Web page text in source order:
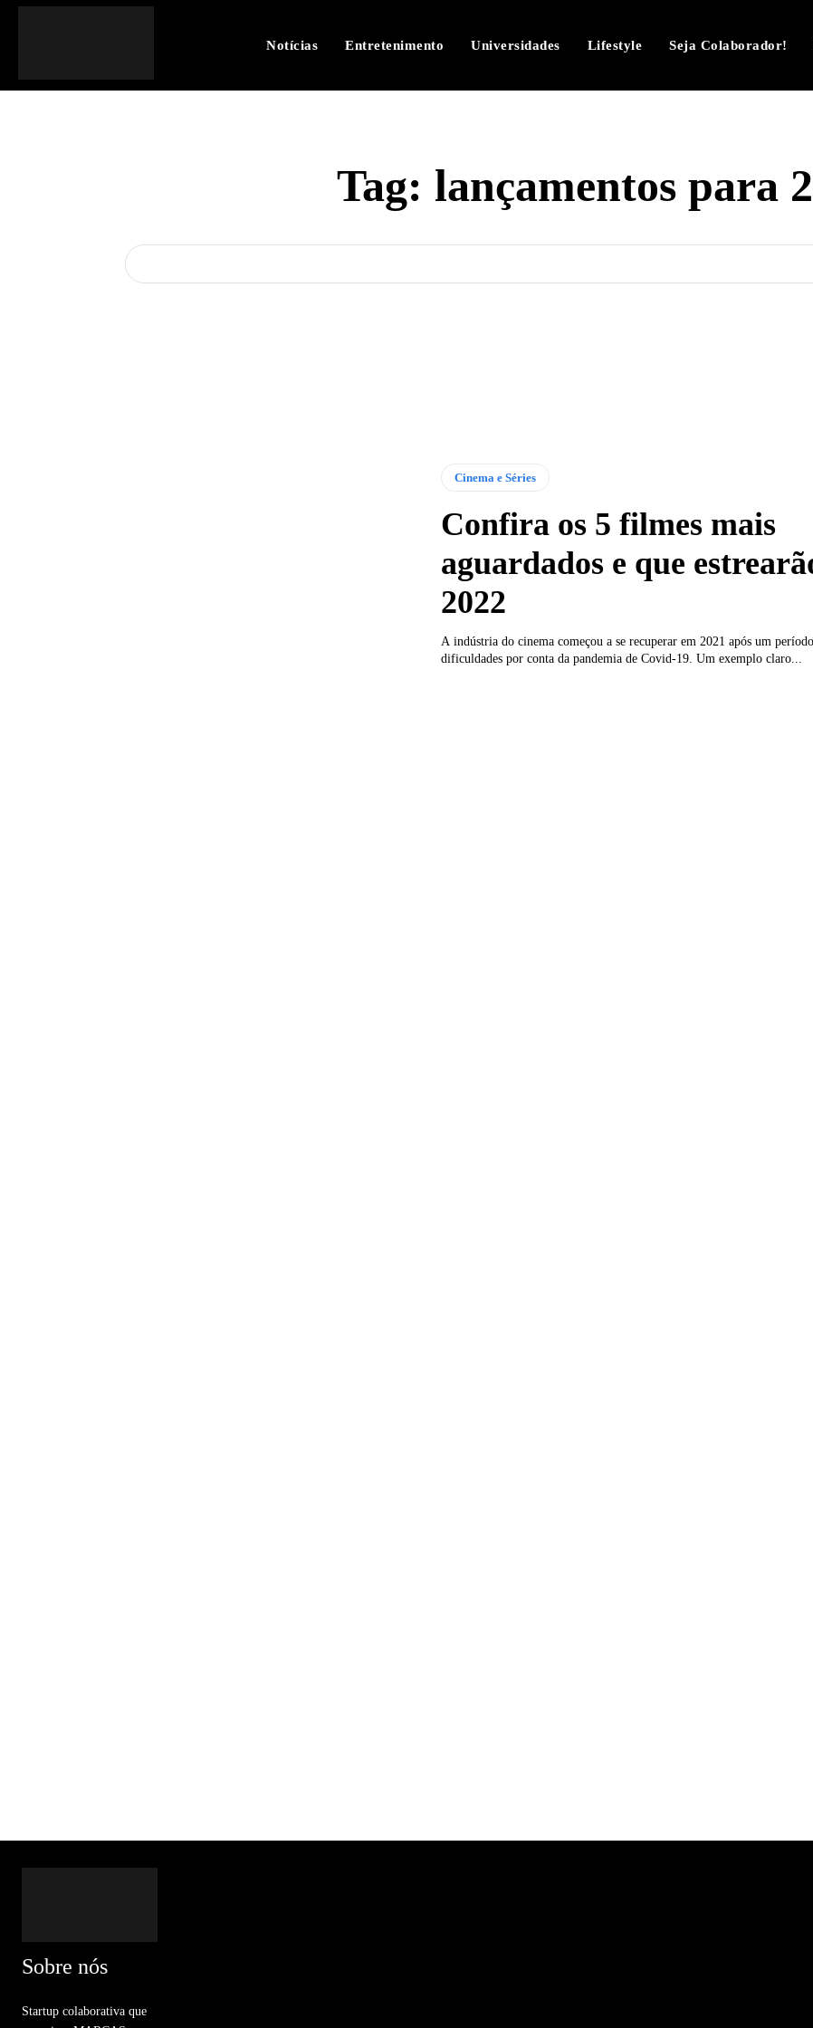
Notícias Entretenimento Universidades Lifestyle Seja Colaborador!
Tag: lançamentos para
Cinema e Séries
Confira os 5 filmes mais
aguardados e que
2022
A indústria do cinema começou a se recuperar em 2021 após um
dificuldades por conta da pandemia de Covid-19. Um exemplo claro...
Sobre nós
Startup colaborativa que